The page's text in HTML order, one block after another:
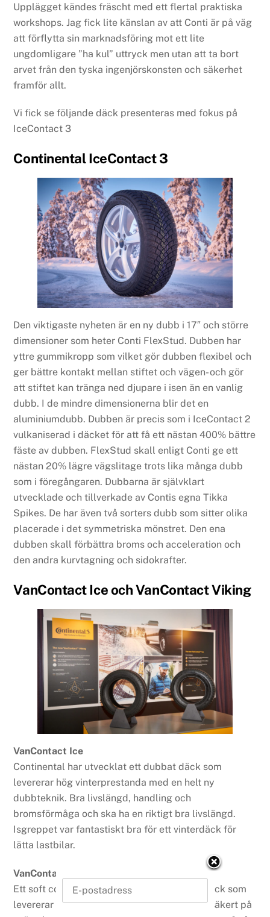
Upplägget kändes fräscht med ett flertal praktiska
workshops. Jag fick lite känslan av att Conti är på väg
att förflytta sin marknadsföring mot ett lite
ungdomligare ”ha kul” uttryck men utan att ta bort
arvet från den tyska ingenjörskonsten och säkerhet
framför allt.
Vi fick se följande däck presenteras med fokus på
IceContact 3
Continental IceContact 3
Den viktigaste nyheten är en ny dubb i 17″ och större
dimensioner som heter Conti FlexStud. Dubben har
yttre gummikropp som vilket gör dubben flexibel och
ger bättre kontakt mellan stiftet och vägen- och gör
att stiftet kan tränga ned djupare i isen än en vanlig
dubb. I de mindre dimensionerna blir det en
aluminiumdubb. Dubben är precis som i IceContact 2
vulkaniserad i däcket för att få ett nästan 400% bättre
fäste av dubben. FlexStud skall enligt Conti ge ett
nästan 20% lägre vägslitage trots lika många dubb
som i föregångaren. Dubbarna är självklart
utvecklade och tillverkade av Contis egna Tikka
Spikes. De har även två sorters dubb som sitter olika
placerade i det symmetriska mönstret. Den ena
dubben skall förbättra broms och acceleration och
den andra kurvtagning och sidokrafter.
VanContact Ice och VanContact Viking
VanContact Ice
Continental har utvecklat ett dubbat däck som
levererar hög vinterprestanda med en helt ny
dubbteknik. Bra livslängd, handling och
bromsförmåga och ska ha en riktigt bra livslängd.
Isgreppet var fantastiskt bra för ett vinterdäck för
lätta lastbilar.
VanContact Viking
Ett soft compound nordiskt odubbat vinterdäck som
levererar riktigt bra på is men är förträffligt säkert på